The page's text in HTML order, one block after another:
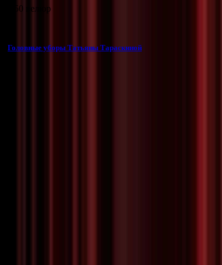
3 850 велюр
Головные уборы Татьяны Тараскиной